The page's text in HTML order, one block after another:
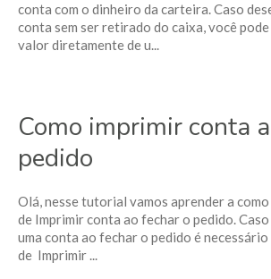
conta com o dinheiro da carteira. Caso
conta sem ser retirado do caixa, você
valor diretamente de u...
Como imprimir conta
pedido
Olá, nesse tutorial vamos aprender a
de Imprimir conta ao fechar o pedido.
uma conta ao fechar o pedido é
de Imprimir ...